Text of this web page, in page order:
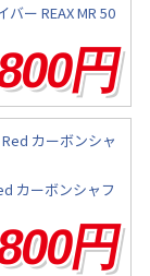
ー REAX MR 50
円
カーボンシャフ
円